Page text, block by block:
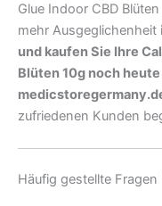
Glue Indoor CBD
mehr Ausgeglichenheit
und kaufen Sie Ihre
Blüten 10g noch
zufriedenen Kunden
Häufig gestellte Fragen